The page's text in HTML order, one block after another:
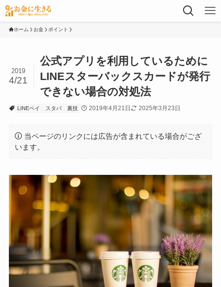
ホーム お金 ポイント
公式アプリを利用しているために
LINEスターバックスカードが発行
できない場合の対処法
2019
4/21
LINEペイ スタバ 裏技 2019年4月21日 2025年3月23日
当ページのリンクには広告が含まれている場合がござ
います。